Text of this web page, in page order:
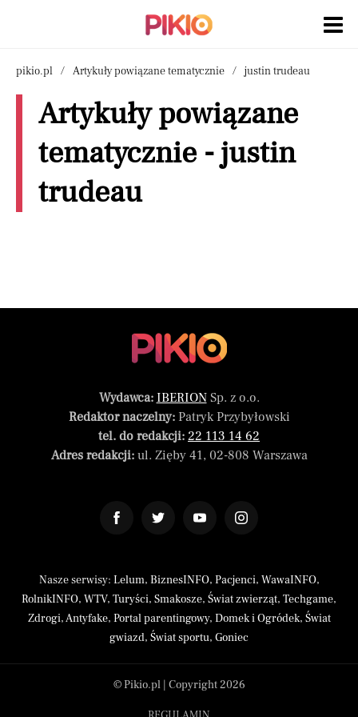
pikio.pl Artykuły powiązane tematycznie justin trudeau
Artykuły powiązane
tematycznie - justin
trudeau
Wydawca: IBERIONSp. z o.o.
Redaktor naczelny:Patryk Przybyłowski
tel. do redakcji: 22 113 14 62
Adres redakcji:ul. Zięby 41, 02-808 Warszawa
Nasze serwisy: Lelum, BiznesINFO, Pacjenci, WawaINFO,
RolnikINFO, WTV, Turyści, Smakosze, Świat zwierząt, Techgame,
Zdrogi,Antyfake, Portal parentingowy, Domek i Ogródek, Świat
gwiazd, Świat sportu, Goniec
© Pikio.pl | Copyright 2026